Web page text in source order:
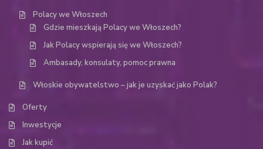
Polacy we Włoszech
Gdzie mieszkają Polacy we Włoszech?
Jak Polacy wspierają się we Włoszech?
Ambasady, konsulaty, pomoc prawna
Włoskie obywatelstwo – jak je uzyskać jako Polak?
Oferty
Inwestycje
Jak kupić